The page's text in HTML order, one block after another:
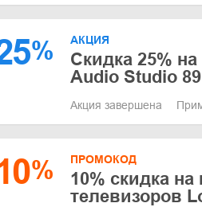
% АКЦИЯ
Скидка 25%
Audio Studio
Акция завершена
% ПРОМОКОД
10% скидка на
телевизоров